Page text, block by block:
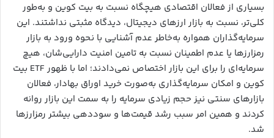
بسیاری از فعالان اقتصادی هیچگاه نسبت به بیت کوین و به‌طور
کلی‌تر، نسبت به بازار ارزهای دیجیتال، دیدگاه مثبتی نداشتند. این
سرمایه‌گذاران همواره به‌خاطر عدم آشنایی با نحوه ورود به بازار
رمزارزها یا عدم اطمینان نسبت به تامین امنیت دارایی‌شان، هیچ
سرمایه‌ای را برای این بازار اختصاص نمی‌دادند؛ اما با ظهور ETF بیت
کوین و امکان سرمایه‌گذاری به‌صورت خرید اوراق بهادار، فعالان
بازارهای سنتی نیز حجم زیادی سرمایه را به سمت این بازار روانه
کردند و همین امر سبب رشد قیمت‌ها و سوددهی بیشتر رمزارزها
شد.